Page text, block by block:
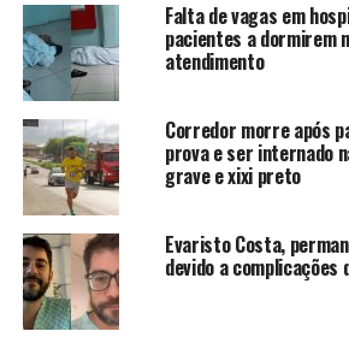
espera, que se acumulava em razão
vagas disponíveis para esse tipo de
frequentes mortes por falta de
Para propor a ação, além de visitar
situação de calamidade dos hospitais
também enviou ofício às secretarias
município para obter dados e
hospitais estaduais e municipais
A partir das respostas obtidas junto
Saúde de Fortaleza e do Estado, que
Falta de vagas em
pacientes a dormirem
atendimento
Corredor morre após
prova e ser internado
grave e xixi preto
Evaristo Costa,
devido a complicações